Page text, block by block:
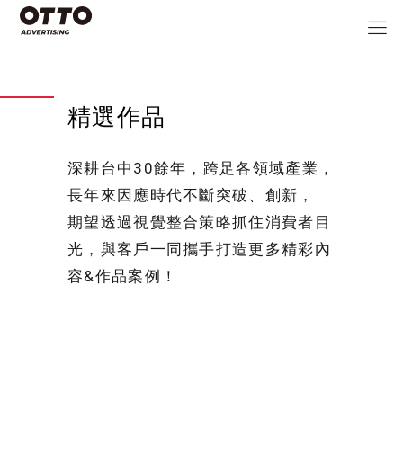
精選作品
深耕台中30餘年，跨足各領域產業，
長年來因應時代不斷突破、創新，
期望透過視覺整合策略抓住消費者目
光，與客戶一同攜手打造更多精彩內
容&作品案例！